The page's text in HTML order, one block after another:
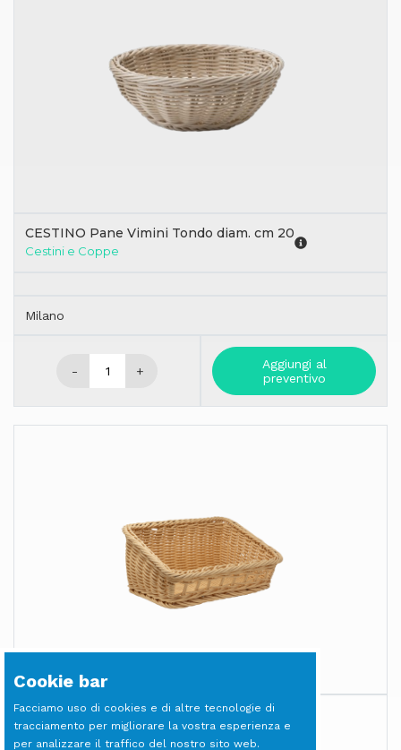
CESTINO Pane Vimini Tondo diam. cm 20
Cestini e Coppe
Milano
- +
Aggiungi al
preventivo
CESTINO Pane Vimini cm 40x30
Cestini e Coppe
Cookie bar
Facciamo uso di cookies e di altre tecnologie di
tracciamento per migliorare la vostra esperienza e
per analizzare il traffico del nostro sito web.